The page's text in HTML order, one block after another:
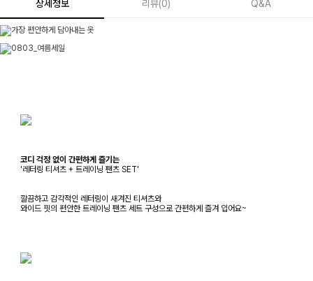
상세정보 리뷰(0) Q&A
코디 걱정 없이 간편하게 즐기는
'레터링 티셔츠 + 트레이닝 팬츠 SET'
깔끔하고 감각적인 레터링이 새겨진 티셔츠와
와이드 핏의 편안한 트레이닝 팬츠 세트 구성으로 간편하게 즐겨 입어요~